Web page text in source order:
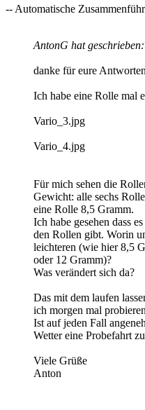
-- Automatische
AntonG hat geschrieben:
danke für eure
Ich habe eine Rolle mal
Vario_3.jpg
Vario_4.jpg
Für mich sehen die
Gewicht: alle sechs
eine Rolle 8,5 Gramm.
Ich habe gesehen dass
den Rollen gibt. Worin
leichteren (wie hier 8,5
oder 12 Gramm)?
Was verändert sich da?
Das mit dem laufen
ich morgen mal
Ist auf jeden Fall
Wetter eine Probefahrt
Viele Grüße
Anton